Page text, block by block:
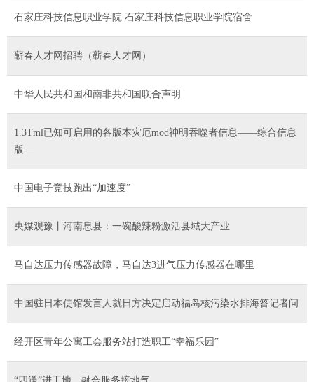
石家庄科技信息职业学院 石家庄科技信息职业学院宿舍
蕲春人才网招聘（蕲春人才网）
中华人民共和国和南非共和国联合声明
1.3Tml已知可启用的各版本灾厄mod神明吞噬者信息——综合信息
版—
中国电子竞技跑出“加速度”
央媒观豫丨河南息县：一碗酸辣粉激活县域大产业
马自达压力传感器故障，马自达3进气压力传感器在哪里
中国驻日本使馆发言人就日方决定启动福岛核污染水排海答记者问
经开区青年公寓工会服务站打造职工“幸福乐园”